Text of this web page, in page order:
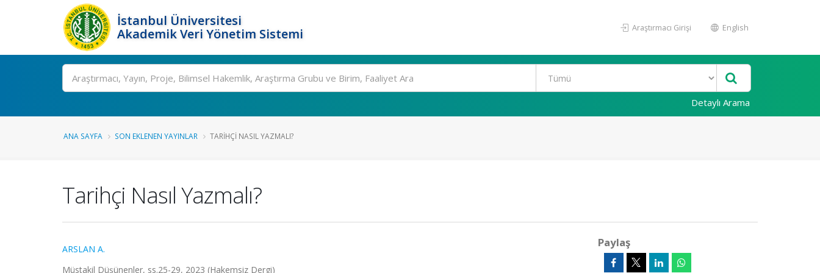
İstanbul Üniversitesi
Akademik Veri Yönetim Sistemi
Araştırmacı Girişi English
Ara
Detaylı Arama
ANA SAYFA SON EKLENEN YAYINLAR TARIHÇI NASIL YAZMALI?
Tarihçi Nasıl Yazmalı?
ARSLAN A.
Müstakil Düşünenler, ss.25-29, 2023 (Hakemsiz Dergi)
Paylaş